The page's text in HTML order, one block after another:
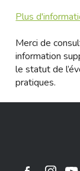
Plus
Merci de
information
le statut de
pratiques.